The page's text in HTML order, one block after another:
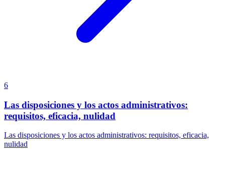
6
Las disposiciones y los actos administrativos:
requisitos, eficacia, nulidad
Las disposiciones y los actos administrativos: requisitos, eficacia,
nulidad